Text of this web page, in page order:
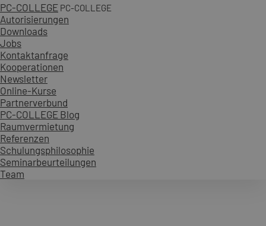
PC-COLLEGE PC-COLLEGE
Autorisierungen
Downloads
Jobs
Kontaktanfrage
Kooperationen
Newsletter
Online-Kurse
Partnerverbund
PC-COLLEGE Blog
Raumvermietung
Referenzen
Schulungsphilosophie
Seminarbeurteilungen
Team